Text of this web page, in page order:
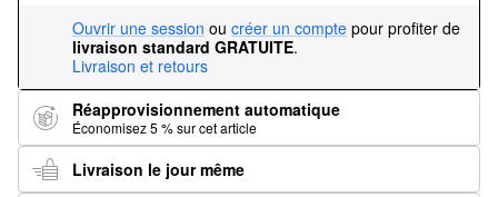
Ouvrir une session ou créer un compte pour profiter de
livraison standard GRATUITE.
Livraison et retours
Réapprovisionnement automatique
Économisez 5 % sur cet article
Livraison le jour même